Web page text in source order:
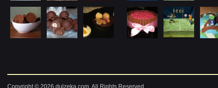
Copyright © 2026 dulzeka.com. All Rights Reserved.